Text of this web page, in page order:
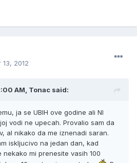
2012
AM, Tonac said:
ja se UBIH ove godine ali NI
vodi ne upecah. Provalio sam da
al nikako da me iznenadi saran.
iskljucivo na jedan dan, kad
nekako mi prenesite vasih 100